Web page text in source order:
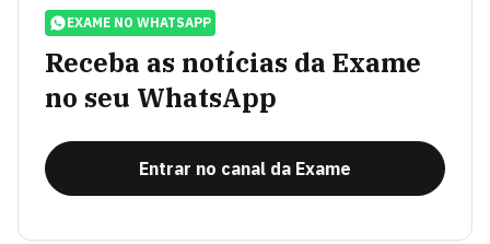
EXAME NO WHATSAPP
Receba as notícias da Exame
no seu WhatsApp
Entrar no canal da Exame